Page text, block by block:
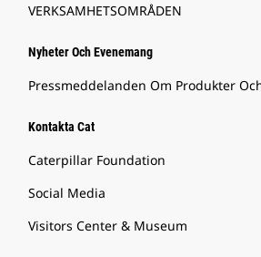
VERKSAMHETSOMRÅDEN
Nyheter Och Evenemang
Pressmeddelanden Om Produkter
Kontakta Cat
Caterpillar Foundation
Social Media
Visitors Center & Museum